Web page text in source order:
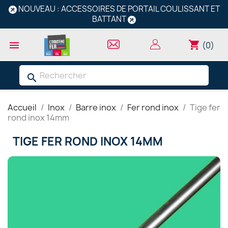
NOUVEAU : ACCESSOIRES DE PORTAIL COULISSANT ET
BATTANT
 shopping_cart (0)
search
Accueil Inox Barre inox Fer rond inox
Tige fer
rond inox 14mm
TIGE FER ROND INOX 14MM